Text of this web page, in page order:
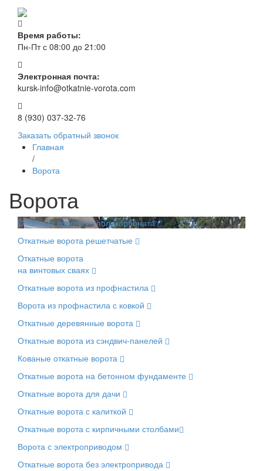
Время работы:
Пн-Пт с 08:00 до 21:00
Электронная почта:
kursk-info@otkatnie-vorota.com
8 (930) 037-32-76
Заказать обратный звонок
Главная
/
Ворота
Ворота
Откатные ворота из поликарбоната
Откатные ворота решетчатые
Откатные ворота
на винтовых сваях
Откатные ворота из профнастила
Ворота из профнастила с ковкой
Откатные деревянные ворота
Откатные ворота из сэндвич-панелей
Кованые откатные ворота
Откатные ворота на бетонном фундаменте
Откатные ворота для дачи
Откатные ворота с калиткой
Откатные ворота с кирпичными столбами
Ворота с электроприводом
Откатные ворота без электропривода